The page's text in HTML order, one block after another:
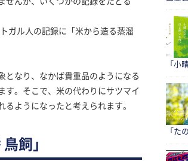
ガル人の記録に「米から造る蒸溜
となり、なかば貴重品のようになる
す。そこで、米の代わりにサツマイ
ようになったと考えられます。
飼」
「小
「た